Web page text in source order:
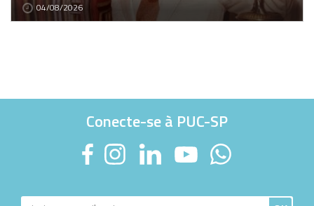
04/08/2026
Conecte-se à PUC-SP